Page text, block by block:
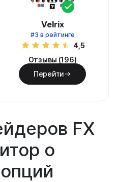
Velrix
#3 в рейтинге
4,5
Отзывы (196)
Перейти
FX
о